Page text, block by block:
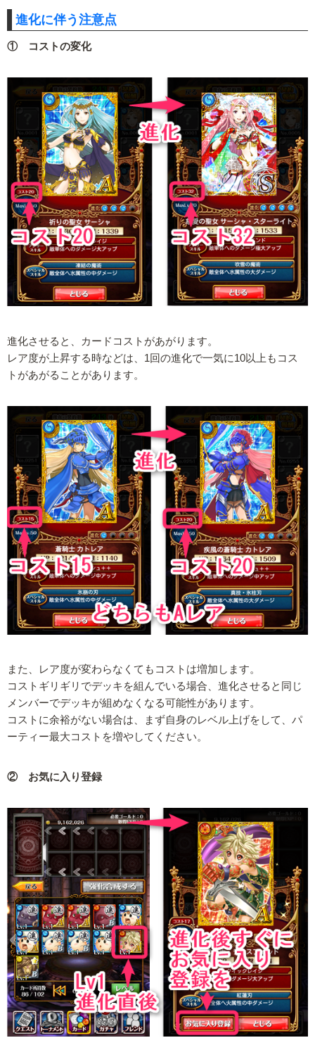
進化に伴う注意点
① コストの変化
進化させると、カードコストがあがります。
レア度が上昇する時などは、1回の進化で一気に10以上もコス
トがあがることがあります。
また、レア度が変わらなくてもコストは増加します。
コストギリギリでデッキを組んでいる場合、進化させると同じ
メンバーでデッキが組めなくなる可能性があります。
コストに余裕がない場合は、まず自身のレベル上げをして、パ
ーティー最大コストを増やしてください。
② お気に入り登録